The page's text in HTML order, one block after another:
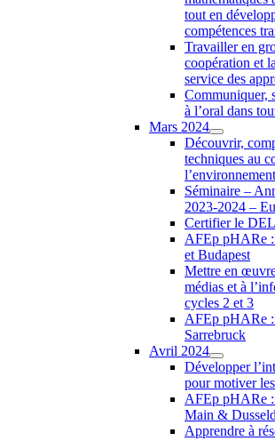
tout en
compétences
Travailler en
coopération et
service des
Communiquer,
à l’oral dans
Mars 2024
Découvrir,
techniques au
Séminaire –
2023-2024 –
Certifier le
AFEp pHARe :
et Budapest
Mettre en
médias et à
cycles 2 et 3
AFEp pHARe
Sarrebruck
Avril 2024
Développer
pour motiver
AFEp pHARe
Main &
Apprendre à